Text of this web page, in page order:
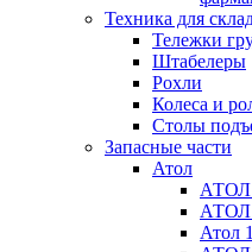
Техника для
Тележки
Штабелеры
Рохли
Колеса и
Столы
Запасные части
Атол
АТОЛ
АТОЛ
Атол